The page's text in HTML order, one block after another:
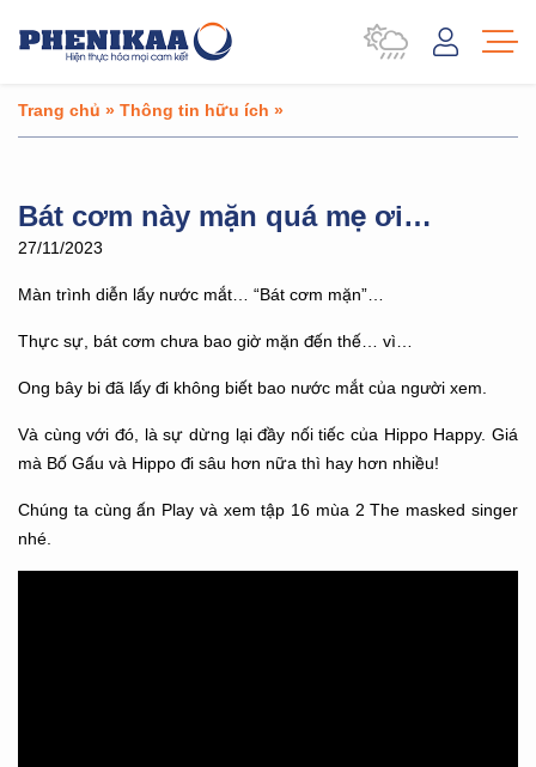
Trang chủ » Thông tin hữu ích »
Bát cơm này mặn quá mẹ ơi…
27/11/2023
Màn trình diễn lấy nước mắt… “Bát cơm mặn”…
Thực sự, bát cơm chưa bao giờ mặn đến thế… vì…
Ong bây bi đã lấy đi không biết bao nước mắt của người xem.
Và cùng với đó, là sự dừng lại đầy nối tiếc của Hippo Happy. Giá
mà Bố Gấu và Hippo đi sâu hơn nữa thì hay hơn nhiều!
Chúng ta cùng ấn Play và xem tập 16 mùa 2 The masked singer
nhé.